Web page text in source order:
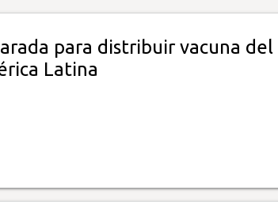
para distribuir vacuna del
Latina